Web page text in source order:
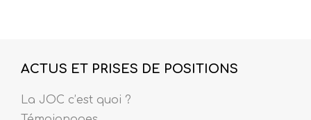
ACTUS ET PRISES DE POSITIONS
La JOC c’est quoi ?